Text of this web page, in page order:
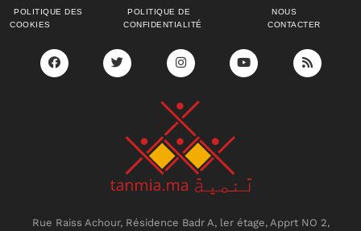
POLITIQUE DES
COOKIES
POLITIQUE DE
CONFIDENTIALITÉ
NOUS
CONTACTER
Rue Raiss Achour, Résidence Badr A, ler étage, Apprt NO 2,